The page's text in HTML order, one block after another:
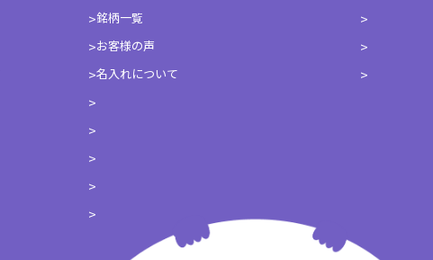
銘柄一覧
お客様の声
名入れについて